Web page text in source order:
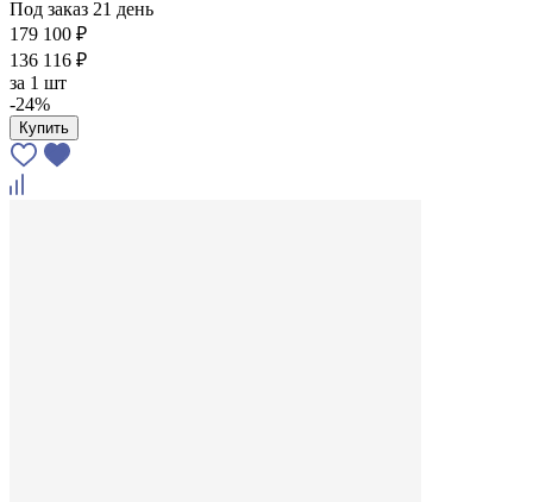
Под заказ 21 день
179 100 ₽
136 116 ₽
за 1 шт
-24%
Купить